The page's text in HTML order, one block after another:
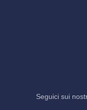
Seguici sui